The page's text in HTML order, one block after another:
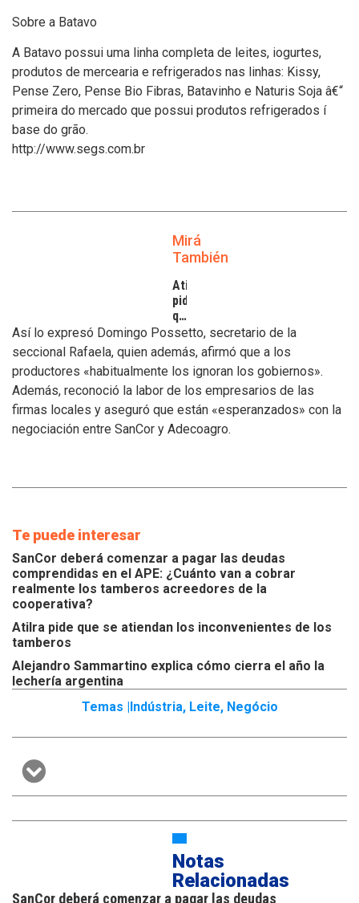
Sobre a Batavo
A Batavo possui uma linha completa de leites, iogurtes,
produtos de mercearia e refrigerados nas linhas: Kissy,
Pense Zero, Pense Bio Fibras, Batavinho e Naturis Soja â€“
primeira do mercado que possui produtos refrigerados í
base do grão.
http://www.segs.com.br
Mirá
También
Atilra
pide
que
se
atiendan
los
inconvenientes
de
los
tamberos
Así lo expresó Domingo Possetto, secretario de la
seccional Rafaela, quien además, afirmó que a los
productores «habitualmente los ignoran los gobiernos».
Además, reconoció la labor de los empresarios de las
firmas locales y aseguró que están «esperanzados» con la
negociación entre SanCor y Adecoagro.
Te puede interesar
SanCor deberá comenzar a pagar las deudas
comprendidas en el APE: ¿Cuánto van a cobrar
realmente los tamberos acreedores de la
cooperativa?
Atilra pide que se atiendan los inconvenientes de los
tamberos
Alejandro Sammartino explica cómo cierra el año la
lechería argentina
Temas |Indústria, Leite, Negócio
Notas
Relacionadas
SanCor deberá comenzar a pagar las deudas